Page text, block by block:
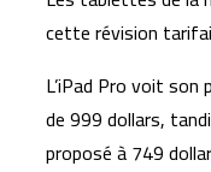
cette révision
L’iPad Pro voit son
de 999 dollars,
proposé à 749